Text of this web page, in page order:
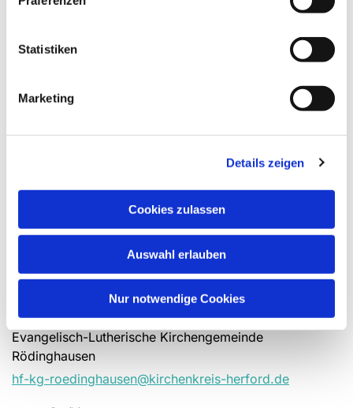
Statistiken
Marketing
Details zeigen
Cookies zulassen
Auswahl erlauben
Nur notwendige Cookies
Evangelisch-Lutherische Kirchengemeinde
Rödinghausen
hf-kg-roedinghausen@kirchenkreis-herford.de